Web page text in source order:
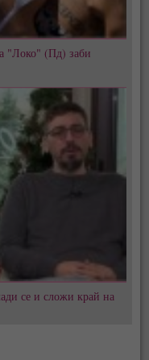
"Локо" (Пд) заби
се и сложи край на